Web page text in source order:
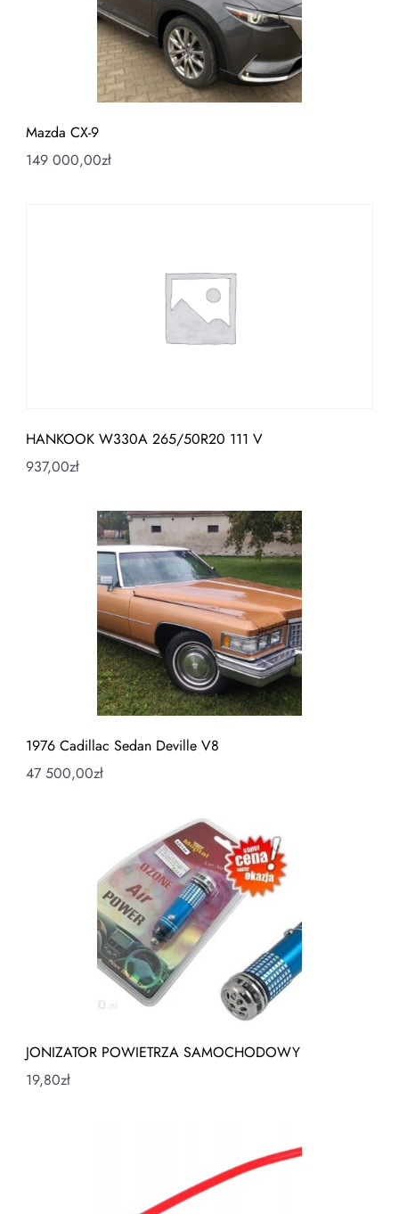
Mazda CX-9
149 000,00zł
HANKOOK W330A 265/50R20 111 V
937,00zł
1976 Cadillac Sedan Deville V8
47 500,00zł
JONIZATOR POWIETRZA SAMOCHODOWY
19,80zł